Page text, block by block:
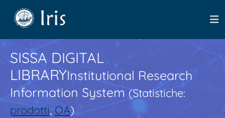
SISSA DIGITAL
LIBRARYInstitutional Research
Information System(Statistiche:
prodotti,OA)